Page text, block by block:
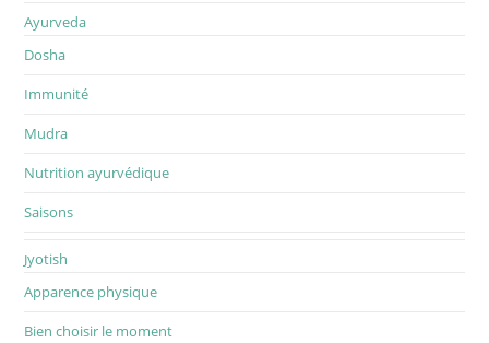
Ayurveda
Dosha
Immunité
Mudra
Nutrition ayurvédique
Saisons
Jyotish
Apparence physique
Bien choisir le moment